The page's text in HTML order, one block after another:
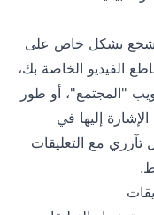
تشجع بشكل خاص على
الفيديو الخاصة بك،
"المجتمع"، أو طور
إليها في
تآزري مع التعليقات